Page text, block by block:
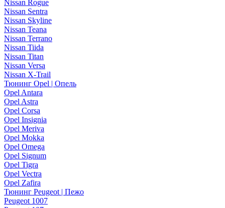
Nissan Rogue
Nissan Sentra
Nissan Skyline
Nissan Teana
Nissan Terrano
Nissan Tiida
Nissan Titan
Nissan Versa
Nissan X-Trail
Тюнинг Opel | Опель
Opel Antara
Opel Astra
Opel Corsa
Opel Insignia
Opel Meriva
Opel Mokka
Opel Omega
Opel Signum
Opel Tigra
Opel Vectra
Opel Zafira
Тюнинг Peugeot | Пежо
Peugeot 1007